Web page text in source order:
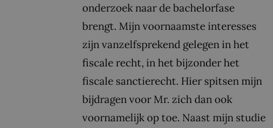
onderzoek naar de bachelorfase
brengt. Mijn voornaamste interesses
zijn vanzelfsprekend gelegen in het
fiscale recht, in het bijzonder het
fiscale sanctierecht. Hier spitsen mijn
bijdragen voor Mr. zich dan ook
voornamelijk op toe. Naast mijn studie